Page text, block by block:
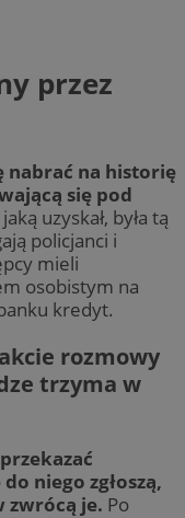
przez
nabrać na historię
się pod
uzyskał, była tą
policjanci i
mieli
osobistym na
kredyt.
rozmowy
trzyma w
niego zgłoszą,
zwrócą je. Po